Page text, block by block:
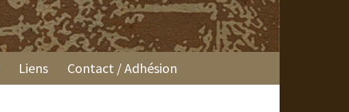
Liens Contact / Adhésion